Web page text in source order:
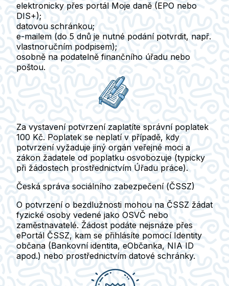
elektronicky přes portál Moje daně (EPO nebo
DIS+);
datovou schránkou;
e-mailem (do 5 dnů je nutné podání potvrdit, např.
vlastnoručním podpisem);
osobně na podatelně finančního úřadu nebo
poštou.
Za vystavení potvrzení zaplatíte správní poplatek
100 Kč. Poplatek se neplatí v případě, kdy
potvrzení vyžaduje jiný orgán veřejné moci a
zákon žadatele od poplatku osvobozuje (typicky
při žádostech prostřednictvím Úřadu práce).
Česká správa sociálního zabezpečení (ČSSZ)
O potvrzení o bezdlužnosti mohou na ČSSZ žádat
fyzické osoby vedené jako OSVČ nebo
zaměstnavatelé. Žádost podáte nejsnáze přes
ePortál ČSSZ, kam se přihlásíte pomocí Identity
občana (Bankovní identita, eObčanka, NIA ID
apod.) nebo prostřednictvím datové schránky.